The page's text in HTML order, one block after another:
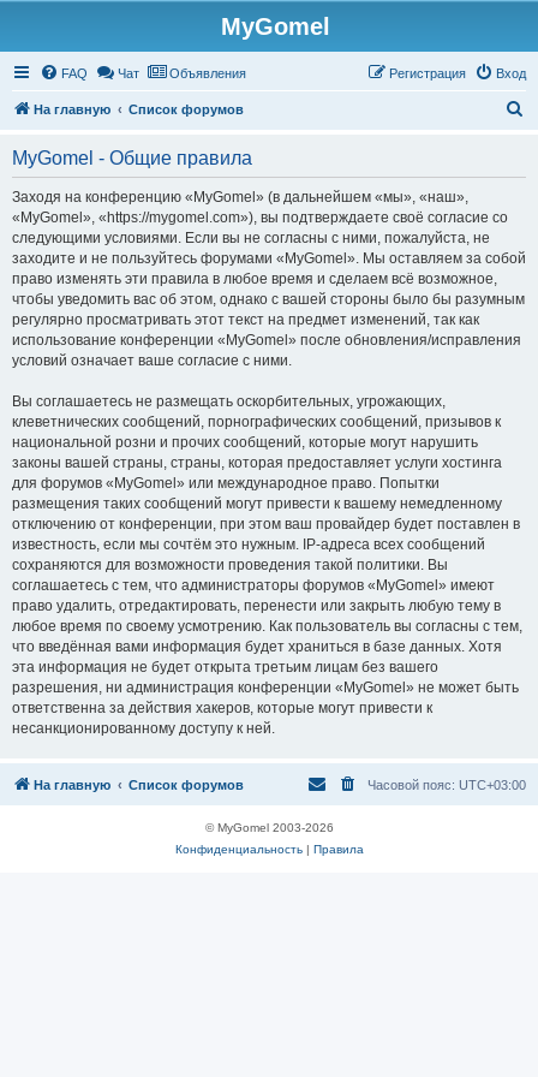
MyGomel
FAQ Чат Объявления Вход
Регистрация
На главную Список форумов
MyGomel - Общие правила
Заходя на конференцию «MyGomel» (в дальнейшем «мы», «наш»,
«MyGomel», «https://mygomel.com»), вы подтверждаете своё согласие со
следующими условиями. Если вы не согласны с ними, пожалуйста, не
заходите и не пользуйтесь форумами «MyGomel». Мы оставляем за собой
право изменять эти правила в любое время и сделаем всё возможное,
чтобы уведомить вас об этом, однако с вашей стороны было бы разумным
регулярно просматривать этот текст на предмет изменений, так как
использование конференции «MyGomel» после обновления/исправления
условий означает ваше согласие с ними.
Вы соглашаетесь не размещать оскорбительных, угрожающих,
клеветнических сообщений, порнографических сообщений, призывов к
национальной розни и прочих сообщений, которые могут нарушить
законы вашей страны, страны, которая предоставляет услуги хостинга
для форумов «MyGomel» или международное право. Попытки
размещения таких сообщений могут привести к вашему немедленному
отключению от конференции, при этом ваш провайдер будет поставлен в
известность, если мы сочтём это нужным. IP-адреса всех сообщений
сохраняются для возможности проведения такой политики. Вы
соглашаетесь с тем, что администраторы форумов «MyGomel» имеют
право удалить, отредактировать, перенести или закрыть любую тему в
любое время по своему усмотрению. Как пользователь вы согласны с тем,
что введённая вами информация будет храниться в базе данных. Хотя
эта информация не будет открыта третьим лицам без вашего
разрешения, ни администрация конференции «MyGomel» не может быть
ответственна за действия хакеров, которые могут привести к
несанкционированному доступу к ней.
На главную Список форумов Часовой пояс: UTC+03:00
© MyGomel 2003-2026
Конфиденциальность| Правила